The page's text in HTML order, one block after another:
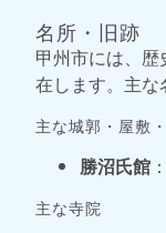
名所・旧跡
甲州市には、
在します。主な
主な城郭・屋敷
勝沼氏館
主な寺院